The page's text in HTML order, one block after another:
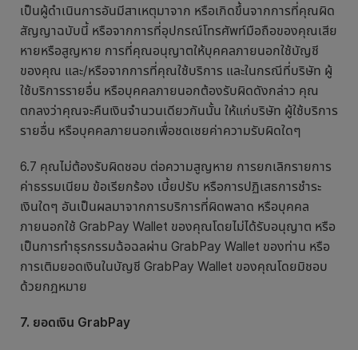
เป็นผู้ดำเนินการอันมีสาเหตุมาจาก หรือเกิดขึ้นจากการที่คุณผิด
สัญญาฉบับนี้ หรือจากการที่อุปกรณ์โทรศัพท์มือถือของคุณเสีย
หายหรือสูญหาย การที่คุณอนุญาตให้บุคคลภายนอกใช้บัญชี
ของคุณ และ/หรือจากการที่คุณใช้บริการ และในกรณีที่บริษัท ผู้
ใช้บริการรายอื่น หรือบุคคลภายนอกต้องรับผิดดังกล่าว คุณ
ตกลงว่าคุณจะคืนเงินจำนวนเดียวกันนั้น ให้แก่บริษัท ผู้ใช้บริการ
รายอื่น หรือบุคคลภายนอกเพื่อชดเชยค่าความรับผิดใดๆ
6.7 คุณไม่ต้องรับผิดชอบ ต่อความสูญหาย การยกเลิกรายการ
ค่าธรรมเนียม ข้อเรียกร้อง เบี้ยปรับ หรือการปฏิเสธการชำระ
เงินใดๆ อันเป็นผลมาจากการบริการที่ผิดพลาด หรือบุคคล
ภายนอกใช้ GrabPay Wallet ของคุณโดยไม่ได้รับอนุญาต หรือ
เป็นการทำธุรกรรมฉ้อฉลผ่าน GrabPay Wallet ของท่าน หรือ
การเติมยอดเงินในบัญชี GrabPay Wallet ของคุณโดยมิชอบ
ด้วยกฎหมาย
7. ยอดเงิน GrabPay